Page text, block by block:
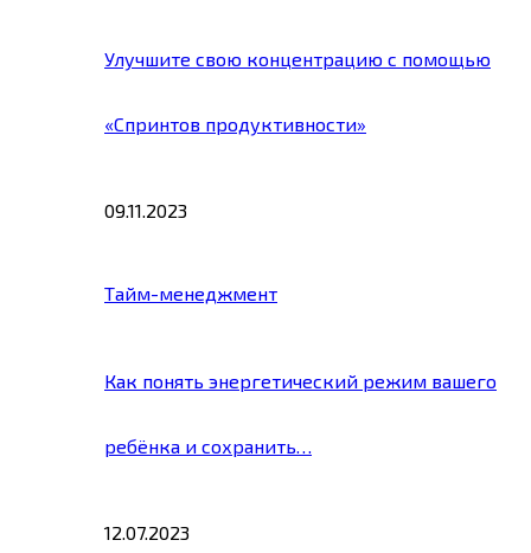
Улучшите свою концентрацию с помощью
«Спринтов продуктивности»
09.11.2023
Тайм-менеджмент
Как понять энергетический режим вашего
ребёнка и сохранить…
12.07.2023